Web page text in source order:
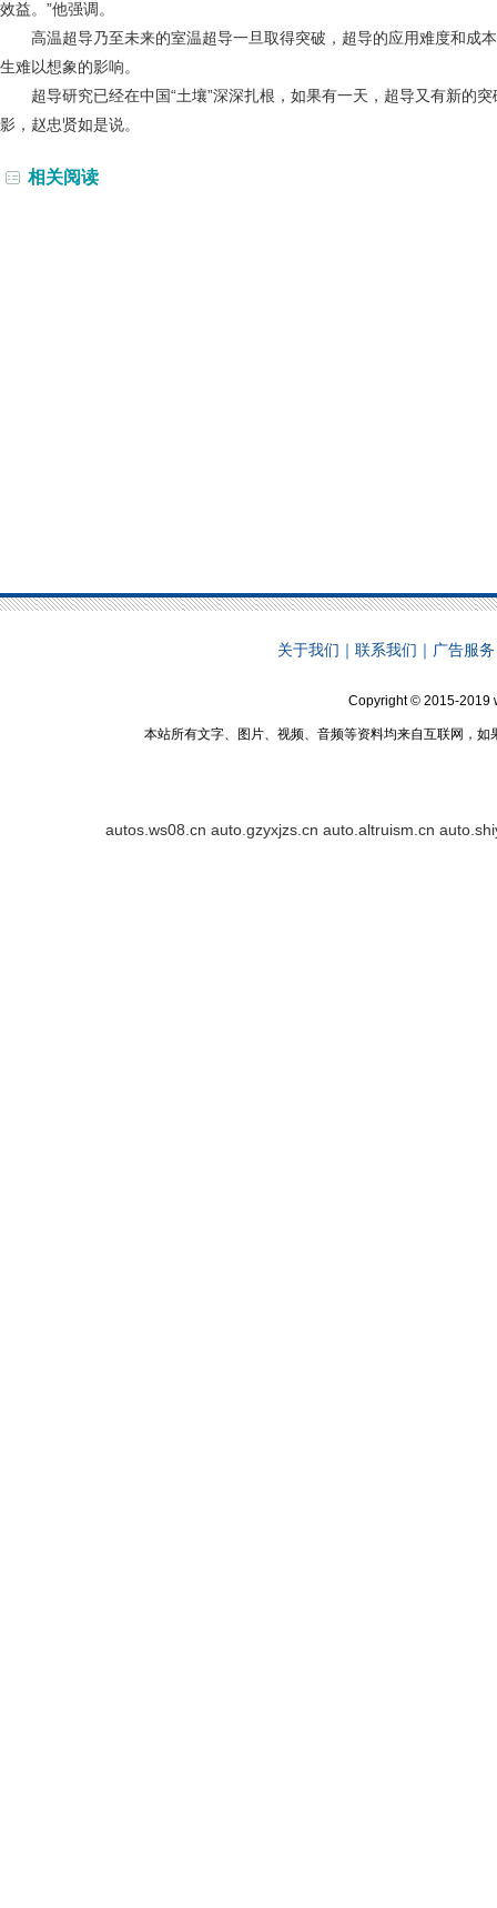
效益。”他强调。
高温超导乃至未来的室温超导一旦取得突破，超导的应用难度和成
生难以想象的影响。
超导研究已经在中国“土壤”深深扎根，如果有一天，超导又有新的突
影，赵忠贤如是说。
相关阅读
关于我们 ｜ 联系我们 ｜ 广告服务
Copyright © 2015-2019
本站所有文字、图片、视频、音频等资料均来自互联网，
autos.ws08.cn auto.gzyxjzs.cn auto.altruism.cn